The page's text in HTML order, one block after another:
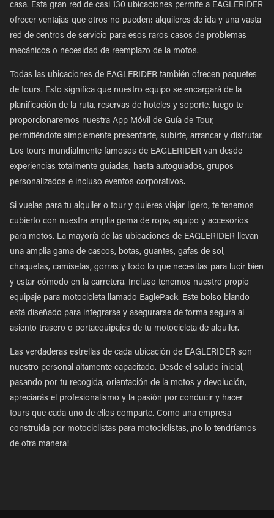
casa. Esta gran red de casi 130 ubicaciones permite a EAGLERIDER
ofrecer ventajas que otros no pueden: alquileres de ida y una vasta
red de centros de servicio para esos raros casos de problemas
mecánicos o necesidad de reemplazo de la motos.
Todas las ubicaciones de EAGLERIDER también ofrecen paquetes
de tours. Esto significa que nuestro equipo se encargará de la
planificación de la ruta, reservas de hoteles y soporte, luego te
proporcionaremos nuestra App Móvil de Guía de Tour,
permitiéndote simplemente presentarte, subirte, arrancar y disfrutar.
Los tours mundialmente famosos de EAGLERIDER van desde
experiencias totalmente guiadas, hasta autoguiados, grupos
personalizados e incluso eventos corporativos.
Si vuelas para tu alquiler o tour y quieres viajar ligero, te tenemos
cubierto con nuestra amplia gama de ropa, equipo y accesorios
para motos. La mayoría de las ubicaciones de EAGLERIDER llevan
una amplia gama de cascos, botas, guantes, gafas de sol,
chaquetas, camisetas, gorras y todo lo que necesitas para lucir bien
y estar cómodo en la carretera. Incluso tenemos nuestro propio
equipaje para motocicleta llamado EaglePack. Este bolso blando
está diseñado para integrarse y asegurarse de forma segura al
asiento trasero o portaequipajes de tu motocicleta de alquiler.
Las verdaderas estrellas de cada ubicación de EAGLERIDER son
nuestro personal altamente capacitado. Desde el saludo inicial,
pasando por tu recogida, orientación de la motos y devolución,
apreciarás el profesionalismo y la pasión por conducir y hacer
tours que cada uno de ellos comparte. Como una empresa
construida por motociclistas para motociclistas, ¡no lo tendríamos
de otra manera!